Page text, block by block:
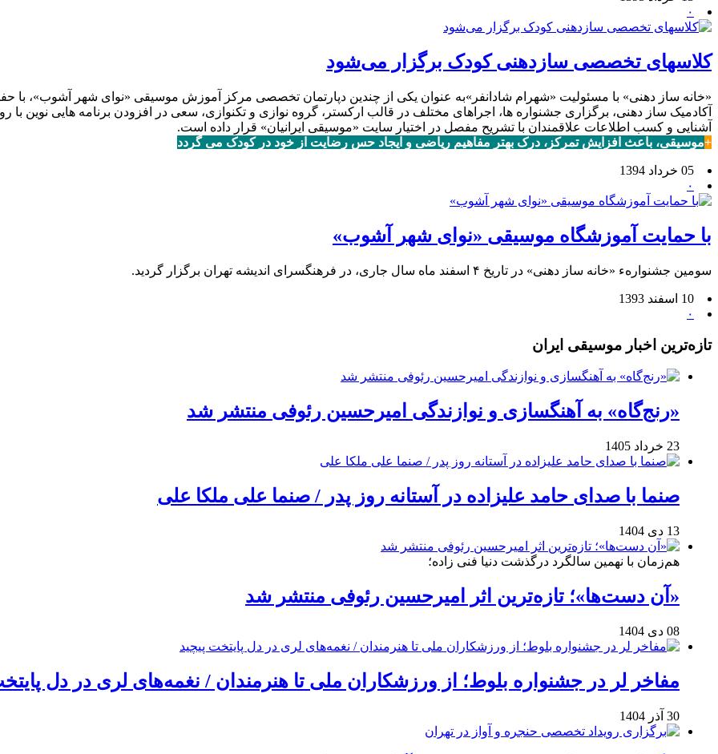
۰
کلاسهای تخصصی سازدهنی کودک برگزار می‌شود
«خانه ساز دهنی» با مسئولیت «شهرام شادانفر»به عنوان یکى از چندین دپارتمان تخصصى مرکز آموزش موسیقى «نواى شهر آشوب»،
آکادمیک ساز دهنی، برگزاری جشنواره ها، اجراهای مختلف در قالب ارکستر، گروه نوازی و تکنوازی، سعی در افزودن برنامه هایی نوین
آشنایی و کسب اطلاعات علاقمندان با تشریح مفصل در اختیار سایت «موسیقی ایرانیان» قرار داده است.
+موسیقی، باعث افزایش تمرکز، درک بهتر مفاهیم ریاضی و ایجاد حس رضایت از خود در کودک می گردد
05 خرداد 1394
۰
با حمایت آموزشگاه موسیقی «نوای شهر آشوب»
سومین جشنوارهء «خانه ساز دهنی» در تاریخ ۴ اسفند ماه سال جاری، در فرهنگسرای اندیشه تهران برگزار گردید.
10 اسفند 1393
۰
تازه‌ترین اخبار موسیقی ایران
«رنج‌گاه» به آهنگسازی و نوازندگی امیرحسین رئوفی منتشر شد
23 خرداد 1405
صنما با صدای حامد علیزاده در آستانه روز پدر / صنما علی ملکا علی
13 دی 1404
هم‌زمان با نهمین سالگرد درگذشت دنیا فنی زاده؛
«آن دست‌ها»؛ تازه‌ترین اثر امیرحسین رئوفی منتشر شد
08 دی 1404
مفاخر لر در جشنواره بلوط؛ از ورزشکاران ملی تا هنرمندان / نغمه‌های لری در دل
30 آذر 1404